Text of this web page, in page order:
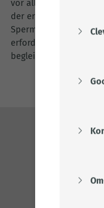
vor allem um die
der erforderlichen
Sperma keine
erforderlichen
begleiten muss.